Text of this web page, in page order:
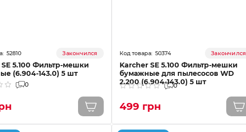
52810 Закончился
5.100 Фильтр-мешки
(6.904-143.0) 5 шт
0
50374 Закончился
Karcher SE 5.100 Фильтр-мешки
бумажные для пылесосов WD
2.200 (6.904-143.0) 5 шт
0
499 грн